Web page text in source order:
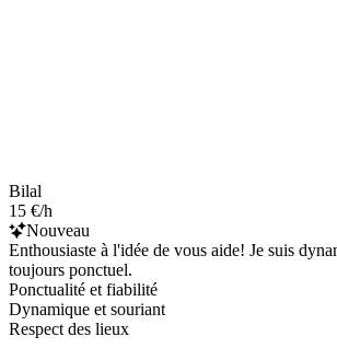
Bilal
15 €/h
Nouveau
Enthousiaste à l'idée de vous aide! Je suis
toujours ponctuel.
Ponctualité et fiabilité
Dynamique et souriant
Respect des lieux